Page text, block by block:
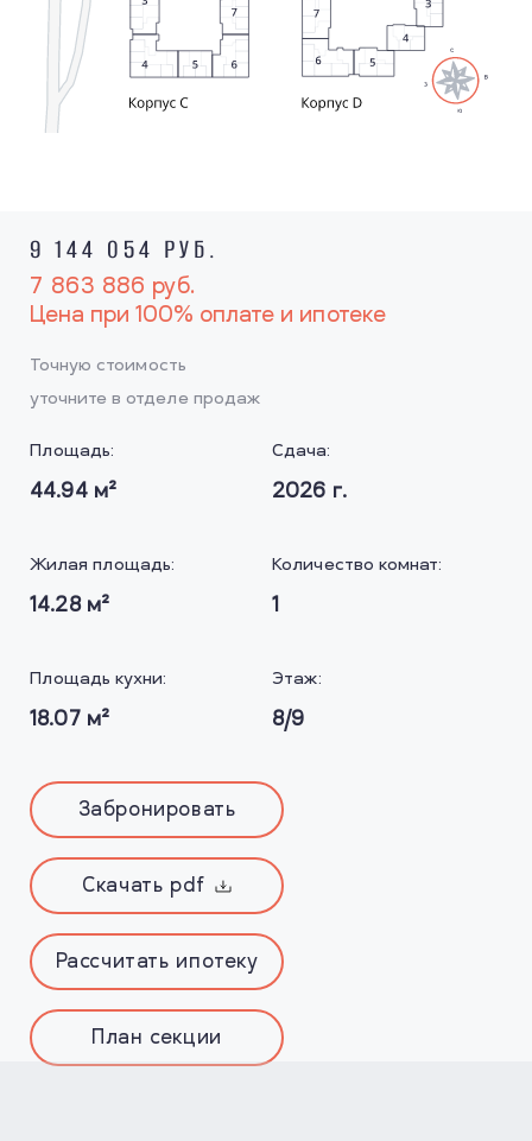
9 144 054 РУБ.
7 863 886 руб.
Цена при 100% оплате и ипотеке
Точную стоимость
уточните в отделе продаж
Площадь:
44.94м²
Сдача:
2026 г.
Жилая площадь:
14.28м²
Количество комнат:
1
Площадь кухни:
18.07м²
Этаж:
8/9
Забронировать
Скачать pdf
Рассчитать ипотеку
План секции